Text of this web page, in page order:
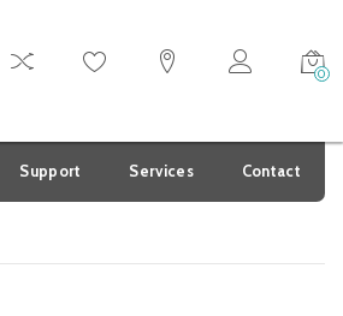
0
Support Services Contact